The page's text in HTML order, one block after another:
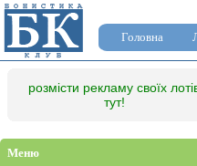
Головна
розмісти рекламу своїх
тут!
Меню